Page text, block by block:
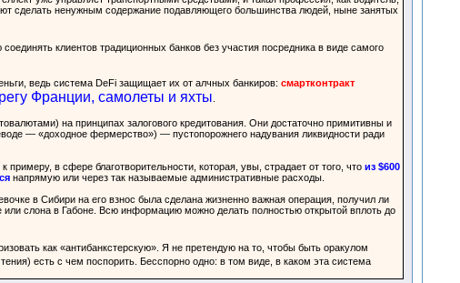
сделать ненужным содержание подавляющего большинства людей, ныне занятых
клиентов традиционных банков без участия посредника в виде самого
ведь система DeFi защищает их от алчных банкиров: смартконтракт
Франции, самолеты и яхты
на принципах залогового кредитования. Они достаточно примитивны и
— «доходное фермерство») — пустопорожнего надувания ликвидности ради
в сфере благотворительности, которая, увы, страдает от того, что из $600
напрямую или через так называемые административные расходы.
в Сибири на его взнос была сделана жизненно важная операция, получил ли
или слона в Габоне. Всю информацию можно делать полностью открытой вплоть до
как «антибанкстерскую». Я не претендую на то, чтобы быть оракулом
есть с чем поспорить. Бесспорно одно: в том виде, в каком эта система